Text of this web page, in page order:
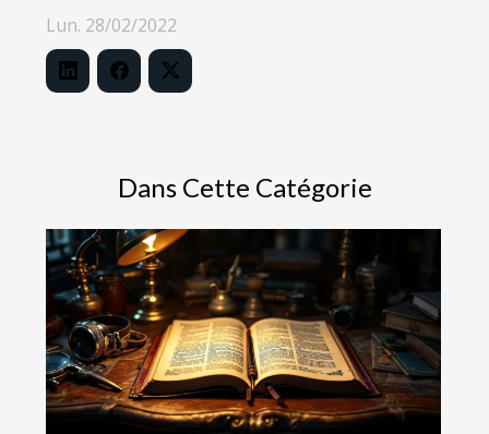
Lun. 28/02/2022
Dans Cette Catégorie